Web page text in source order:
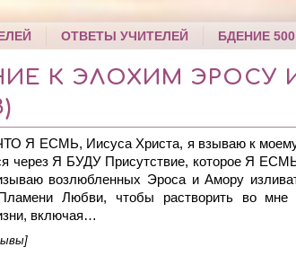
ОТВЕТЫ УЧИТЕЛЕЙ БДЕНИЕ 500
К ЭЛОХИМ ЭРОСУ
Я ЕСМЬ, Иисуса Христа, я взываю к
через Я БУДУ Присутствие, которое Я
возлюбленных Эроса и Амору
Пламени Любви, чтобы растворить во мне
включая…